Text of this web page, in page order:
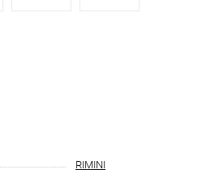
RIMINI